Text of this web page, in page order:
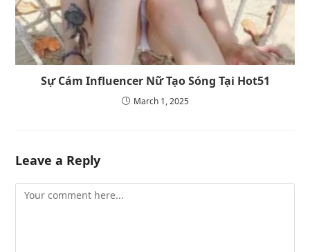
Sự Cám Influencer Nữ Tạo Sóng Tại Hot51
March 1, 2025
Leave a Reply